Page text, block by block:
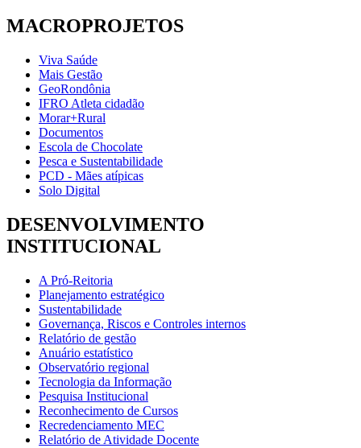
MACROPROJETOS
Viva Saúde
Mais Gestão
GeoRondônia
IFRO Atleta cidadão
Morar+Rural
Documentos
Escola de Chocolate
Pesca e Sustentabilidade
PCD - Mães atípicas
Solo Digital
DESENVOLVIMENTO
INSTITUCIONAL
A Pró-Reitoria
Planejamento estratégico
Sustentabilidade
Governança, Riscos e Controles internos
Relatório de gestão
Anuário estatístico
Observatório regional
Tecnologia da Informação
Pesquisa Institucional
Reconhecimento de Cursos
Recredenciamento MEC
Relatório de Atividade Docente